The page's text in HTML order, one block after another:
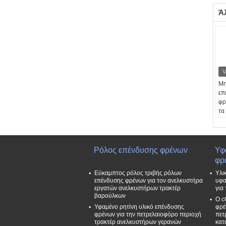
Ρόλος επένδυσης φρένων
Εύκαμπτος ρόλος τριβής ρόλων
επένδυσης φρένων για τον ανελκυστήρα
εργατών ανελκυστήρων τρακτέρ
βαρούλκων
Υφαμένο ρητίνη υλικό επένδυσης
φρένων για την πετρελαιοφόρο περιοχή
τρακτέρ ανελκυστήρων γερανών
Ο